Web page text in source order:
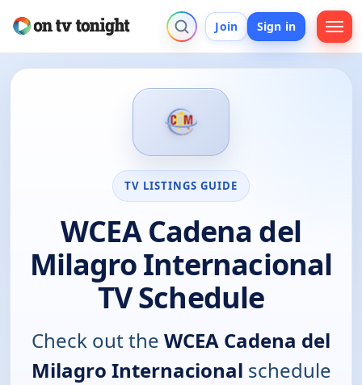
Join Sign in
TV LISTINGS GUIDE
WCEA Cadena del
Milagro Internacional
TV Schedule
Check out the WCEA Cadena del
Milagro Internacional schedule